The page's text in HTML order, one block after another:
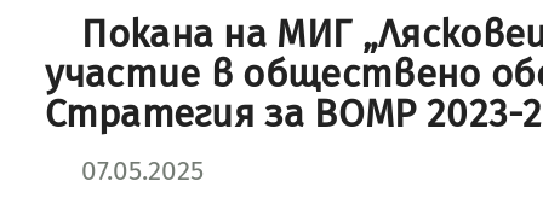
Покана на МИГ
участие в обществено
Стратегия за ВОМР 2023-
07.05.2025